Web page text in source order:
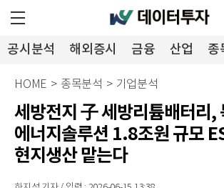
공시분석 해외증시 금융 산업 종
HOME > 종목분석 > 기업분석
세방전지 子 세방리튬배터리,
에너지솔루션 1.8조원 규모
현지생산 맡는다